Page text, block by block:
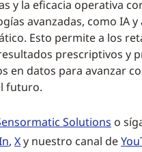
y la eficacia operativa
avanzadas, como IA
Esto permite a los
prescriptivos y
en datos para avanzar
futuro.
Solutions o
, Xy nuestro canal de